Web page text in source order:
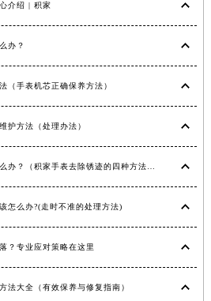
介绍 | 积家
办？
（手表机芯正确保养方法）
护方法（处理办法）
怎么办?(走时不准的处理方法)
？专业应对策略在这里
法大全（有效保养与修复指南）